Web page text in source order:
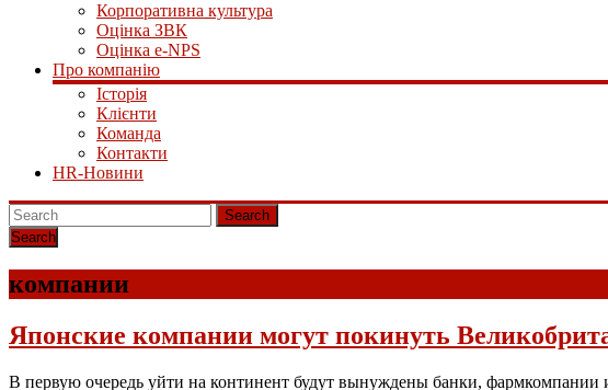
Корпоративна культура
Оцінка ЗВК
Оцінка e-NPS
Про компанію
Історія
Клієнти
Команда
Контакти
HR-Новини
Search
компании
Японские компании могут покинуть
В первую очередь уйти на континент будут вынуждены банки,